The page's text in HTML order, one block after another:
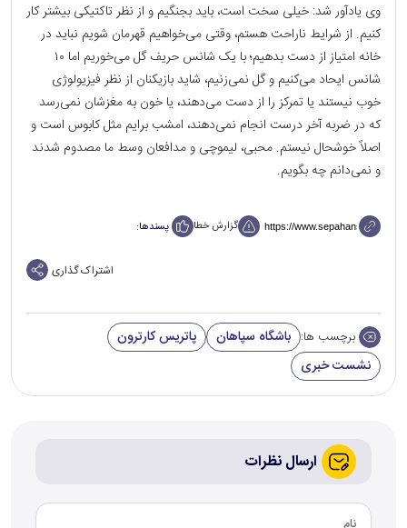
وی یادآور شد: خیلی سخت است، باید بجنگیم و از نظر تاکتیکی بیشتر کار
کنیم. از شرایط ناراحت هستم، وقتی می‌خواهیم قهرمان شویم نباید در
خانه امتیاز از دست بدهیم؛ با یک شانس حریف گل می‌خوریم اما ۱۰
شانس ایحاد می‌کنیم و گل نمی‌زنیم، شاید بازیکنان از نظر فیزیولوژی
خوب نیستند یا تمرکز را از دست می‌دهند، یا خون به مغزشان نمی‌رسد
که در ضربه آخر درست انجام نمی‌دهند، امشب برایم مثل کابوس است و
اصلاً خوشحال نیستم. محبی، لیموچی و مدافعان وسط ما مصدوم شدند
و نمی‌دانم چه بگویم.
گزارش خطا پسندها:
اشتراک گذاری
برچسب ها: باشگاه سپاهان
پاتریس کارترون
نشست خبری
ارسال نظرات